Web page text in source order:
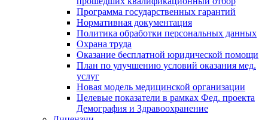
Программа государственных гарантий
Нормативная документация
Политика обработки персональных данных
Охрана труда
Оказание бесплатной юридической помощи
План по улучшению условий оказания мед.
услуг
Новая модель медицинской организации
Целевые показатели в рамках Фед. проекта
Демография и Здравоохранение